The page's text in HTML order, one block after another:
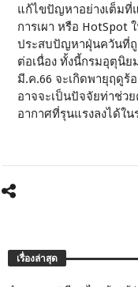
แก้ไขปัญหาอย่างเต็มที่
การเผา หรือ HotSpot
ประสบปัญหาฝุ่นควันที่ถู
ต่อเนื่อง ทั้งนี้กรมอุตุนิย
มี.ค.66 จะเกิดพายุฤดู
อาจจะเป็นปัจจัยท่าช่ว
อากาศที่รุนแรงลงได้ใ
เรื่องล่าสุด